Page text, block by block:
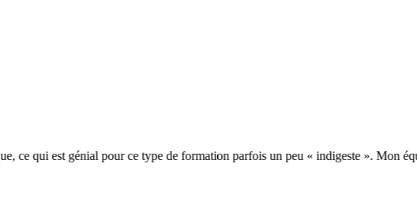
qui est génial pour ce type de formation parfois un peu « indigeste ». Mon